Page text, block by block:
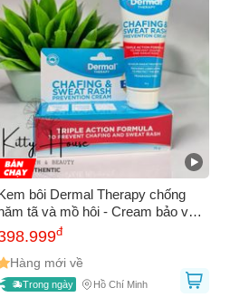
bôi Dermal Therapy chống
tã và mồ hôi - Cream bảo vệ
ngừa đau rát và phát ban, tuýp
đ
Hàng mới về
Trong ngày Hồ Chí Minh
NGAY